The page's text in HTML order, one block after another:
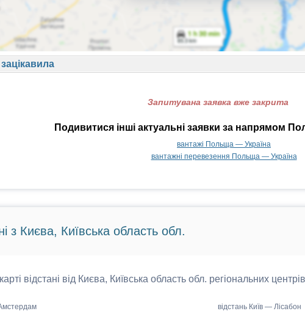
Запитувана заявка вже закрита
Подивитися інші актуальні заявки за напрямом
вантажі Польща — Україна
вантажні перевезення Польща — Україна
з Києва, Київська область обл.
відстані від Києва, Київська область обл. регіональних
відстань Київ — Лісабон